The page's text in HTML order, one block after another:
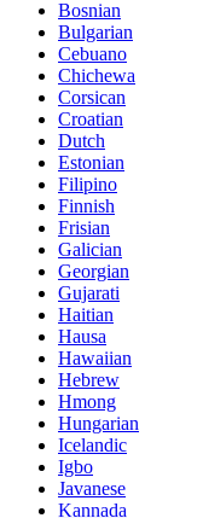
Bosnian
Bulgarian
Cebuano
Chichewa
Corsican
Croatian
Dutch
Estonian
Filipino
Finnish
Frisian
Galician
Georgian
Gujarati
Haitian
Hausa
Hawaiian
Hebrew
Hmong
Hungarian
Icelandic
Igbo
Javanese
Kannada